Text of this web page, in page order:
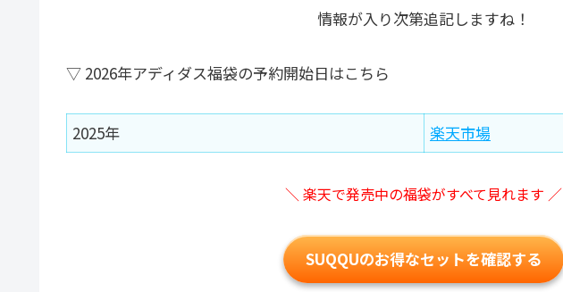
情報が入り次第追記しますね！
▽ 2026年アディダス福袋の予約開始日はこちら
2025年 楽天市場
＼ 楽天で発売中の福袋がすべて見れます ／
SUQQUのお得なセットを確認する